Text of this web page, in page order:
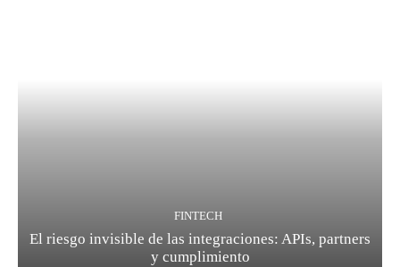
FINTECH
El riesgo invisible de las integraciones: APIs, partners
y cumplimiento